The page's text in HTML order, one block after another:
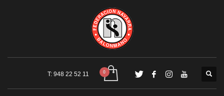
T: 948 22 52 11